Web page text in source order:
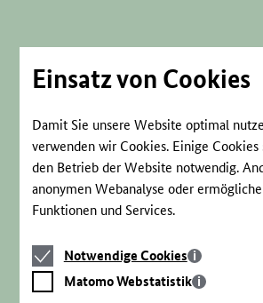
Einsatz von Cookies
Damit Sie unsere Website optimal
verwenden wir Cookies. Einige
den Betrieb der Website notwendig.
anonymen Webanalyse oder
Funktionen und Services.
Notwendige
Cookies
Notwendige Cookies
Matomo
Webstatistik
Matomo Webstatistik